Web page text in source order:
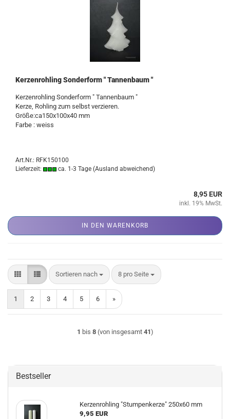
Kerzenrohling Sonderform " Tannenbaum "
Kerzenrohling Sonderform " Tannenbaum "
Kerze, Rohling zum selbst verzieren.
Größe:ca150x100x40 mm
Farbe : weiss
Art.Nr.: RFK150100
Lieferzeit:
ca. 1-3 Tage (Ausland abweichend)
8,95 EUR
inkl. 19% MwSt.
IN DEN WARENKORB
Sortieren nach
Sortieren nach 8 pro Seite
pro Seite
1 2 3 4 5 6 »
1 bis 8(von insgesamt 41)
Bestseller
Kerzenrohling "Stumpenkerze" 250x60 mm
9,95 EUR